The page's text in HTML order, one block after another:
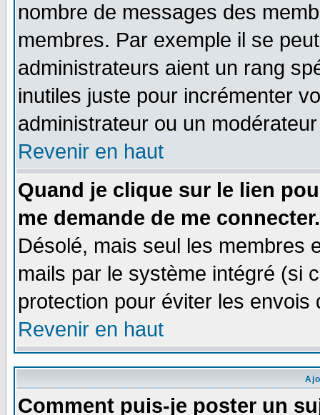
nombre de messages des
membres. Par exemple il se
administrateurs aient un rang
inutiles juste pour incrémenter
administrateur ou un
Revenir en haut
Quand je clique sur le lien
me demande de me connecter.
Désolé, mais seul les membres
mails par le système intégré (si
protection pour éviter les
Revenir en haut
Comment puis-je poster un